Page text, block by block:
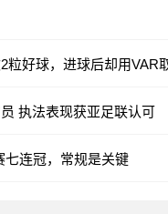
粒好球，进球后却用VAR
执法表现获亚足联认可
七连冠，常规是关键